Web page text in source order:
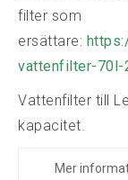
filter som
ersättare:
vattenfilter-70l-
Vattenfilter till
kapacitet.
Mer